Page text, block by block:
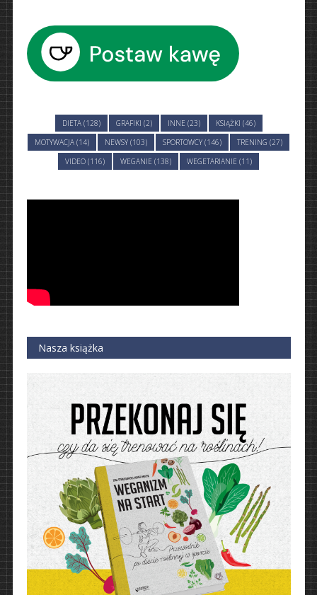
DIETA (128) GRAFIKI (2) INNE (23)
KSIĄŻKI (46)
MOTYWACJA (14)
NEWSY (103) SPORTOWCY (146)
TRENING (27)
VIDEO (116)
WEGANIE (138) WEGETARIANIE (11)
Nasza książka